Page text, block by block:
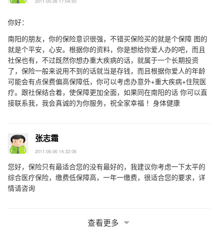
你好：
南阳的朋友，你的保险意识很强，不错买保险买的就是个保障 图的
就是个平安，心安。根据你的资料，你是想给你爱人办的吧，而且
社保也有，不过既然你想办重大疾病的话，就属于一个长期投资
了，保险一般来说用不到的话就当是存钱，而且根据你爱人的年龄
可能会有点保费偏高保障低，你可以考虑办意外+重大疾病+住院医
疗。跟社保结合着，使保障更加全面，如果同在南阳的话 你可以直
接联系我，我会真诚的为你服务，祝全家幸福 ！身体健康
张志霜
2011-06-06 14:32:06
您好，保险只有最适合您的没有最好的，我建议你考虑一下太平的
综合医疗保险，缴费低保障高，一年一缴费，很适合您的要求，详
情请咨询
查看更多